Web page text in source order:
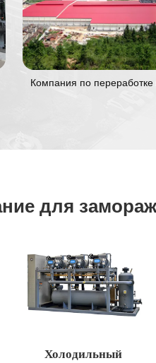
Компания по
для
Холодильный